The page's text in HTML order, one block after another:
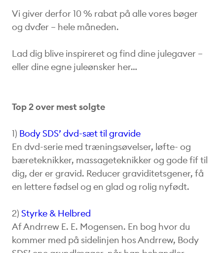
Vi giver derfor 10 % rabat på alle vores bøger
og dvd´er – hele måneden.
Lad dig blive inspireret og find dine julegaver –
eller dine egne juleønsker her…
Top 2 over mest solgte
1) Body SDS’ dvd-sæt til gravide
En dvd-serie med træningsøvelser, løfte- og
bæreteknikker, massageteknikker og gode fif til
dig, der er gravid. Reducer graviditetsgener, få
en lettere fødsel og en glad og rolig nyfødt.
2) Styrke & Helbred
Af Andrrew E. E. Mogensen. En bog hvor du
kommer med på sidelinjen hos Andrrew, Body